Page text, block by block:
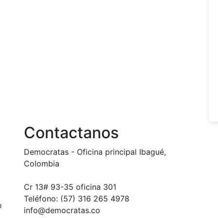
Contactanos
Democratas - Oficina principal Ibagué,
Colombia
Cr 13# 93-35 oficina 301
Teléfono: (57) 316 265 4978
info@democratas.co